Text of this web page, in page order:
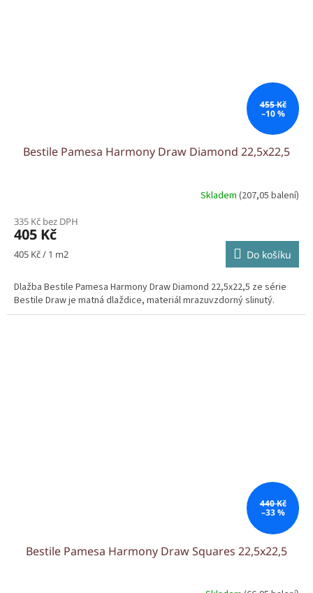
455 Kč
–10 %
Bestile Pamesa Harmony Draw Diamond 22,5x22,5
Skladem (207,05 balení)
335 Kč bez DPH
405 Kč
Měrná
405 Kč / 1 m2 Do košíku
Dlažba Bestile Pamesa Harmony Draw Diamond 22,5x22,5 ze série
Bestile Draw je matná dlaždice, materiál mrazuvzdorný slinutý.
440 Kč
–33 %
Bestile Pamesa Harmony Draw Squares 22,5x22,5